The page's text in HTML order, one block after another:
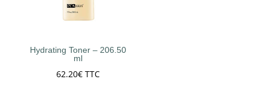
Hydrating Toner – 206.50
ml
62.20€ TTC